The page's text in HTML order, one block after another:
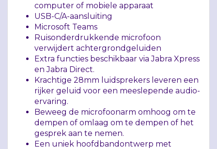
computer of mobiele apparaat
USB-C/A-aansluiting
Microsoft Teams
Ruisonderdrukkende microfoon
verwijdert achtergrondgeluiden
Extra functies beschikbaar via Jabra Xpress
en Jabra Direct.
Krachtige 28mm luidsprekers leveren een
rijker geluid voor een meeslepende audio-
ervaring.
Beweeg de microfoonarm omhoog om te
dempen of omlaag om te dempen of het
gesprek aan te nemen.
Een uniek hoofdbandontwerp met